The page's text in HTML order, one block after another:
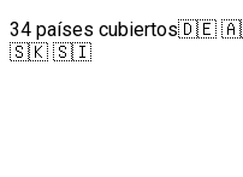
34 países cubiertos🇩🇪
🇸🇰 🇸🇮